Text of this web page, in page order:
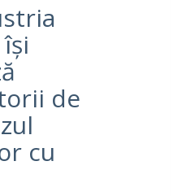
de
cu